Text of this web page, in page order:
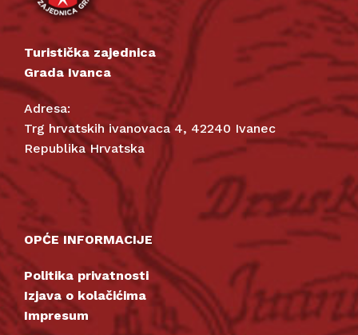
Turistička zajednica
Grada Ivanca
Adresa:
Trg hrvatskih ivanovaca 4, 42240 Ivanec
Republika Hrvatska
OPĆE INFORMACIJE
Politika privatnosti
Izjava o kolačićima
Impresum